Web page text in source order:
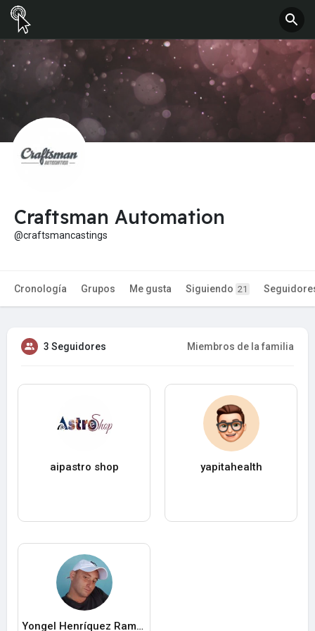
Craftsman Automation
@craftsmancastings
Cronología Grupos Me gusta Siguiendo 21
3 Seguidores Miembros de la familia
aipastro shop yapitahealth
Yongel Henríquez Ramos